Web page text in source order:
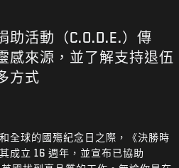
助活動（C.O.D.E.）傳
感來源，並了解支持退伍
方式
全球的國殤紀念日之際，《決勝時
成立 16 週年，並宣布已協助